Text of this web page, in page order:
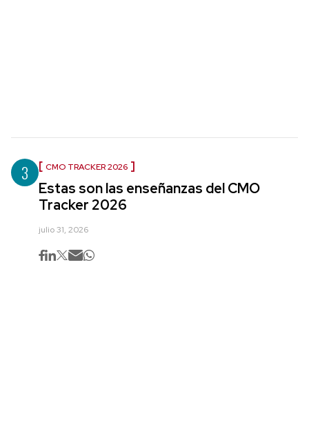
3 CMO TRACKER 2026
Estas son las enseñanzas del CMO
Tracker 2026
julio 31, 2026